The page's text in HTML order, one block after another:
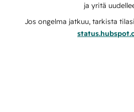
ja yritä
Jos ongelma jatkuu, tarkista